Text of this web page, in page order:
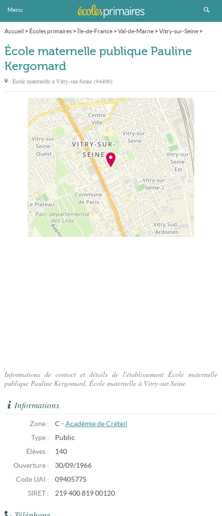
Menu
Accueil > Écoles primaires> Île-de-France> Val-de-Marne> Vitry-sur-Seine>
École maternelle publique Pauline Kergomard
École maternelle publique Pauline
Kergomard
École maternelle àVitry-sur-Seine(94400)
Informations de contact et détails de l'établissement École maternelle
publique Pauline Kergomard, École maternelle à Vitry-sur-Seine.
Informations
Zone : C - Académie de Créteil
Type :
Public
Élèves :
140
Ouverture :
30/09/1966
Code UAI :
0940577S
SIRET :
219 400 819 00120